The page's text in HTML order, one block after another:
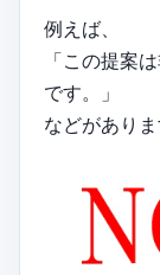
例えば、
「この提案
です。」
などがありま